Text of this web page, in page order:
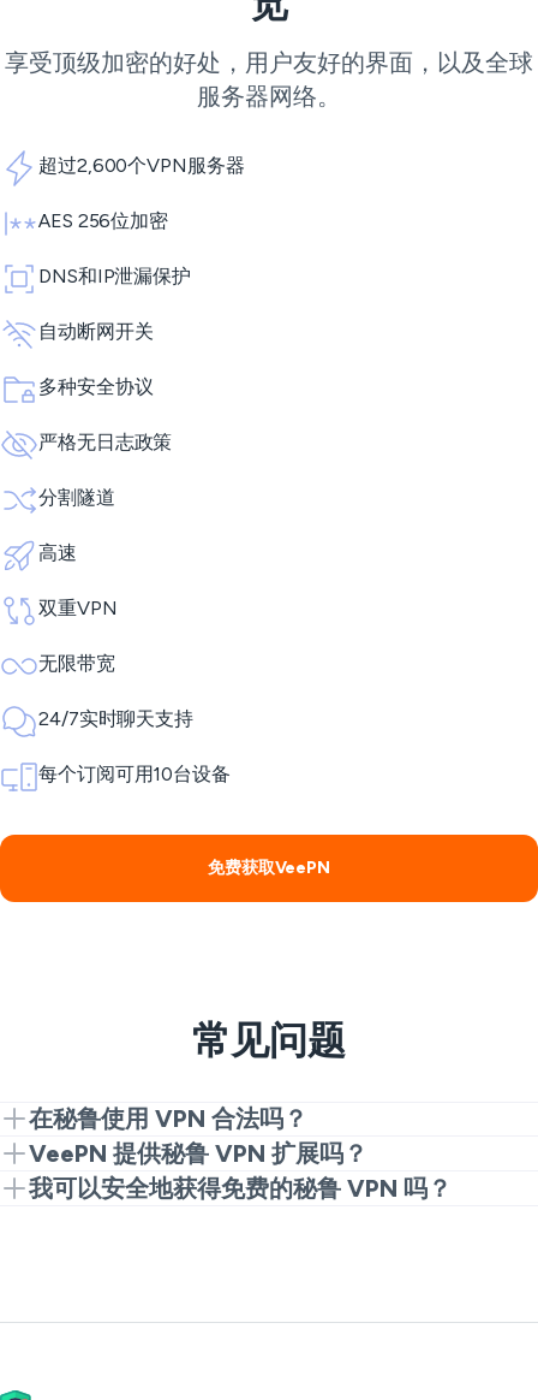
享受顶级加密的好处，用户友好的界面，以及全球
服务器网络。
超过2,600个VPN服务器
AES 256位加密
DNS和IP泄漏保护
自动断网开关
多种安全协议
严格无日志政策
分割隧道
高速
双重VPN
无限带宽
24/7实时聊天支持
每个订阅可用10台设备
免费获取VeePN
常见问题
在秘鲁使用 VPN 合法吗？
是的。VPN 在隐私和安全方面是合法的。然而，非法
活动仍然是被禁止的。
VeePN 提供秘鲁 VPN 扩展吗？
是的。从 Chrome 扩展开始，享受快速免费的秘鲁
我可以安全地获得免费的秘鲁 VPN 吗？